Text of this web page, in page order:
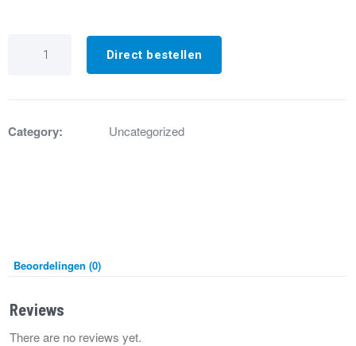
Spanring
Direct bestellen
Category: Uncategorized
Beoordelingen (0)
Reviews
There are no reviews yet.